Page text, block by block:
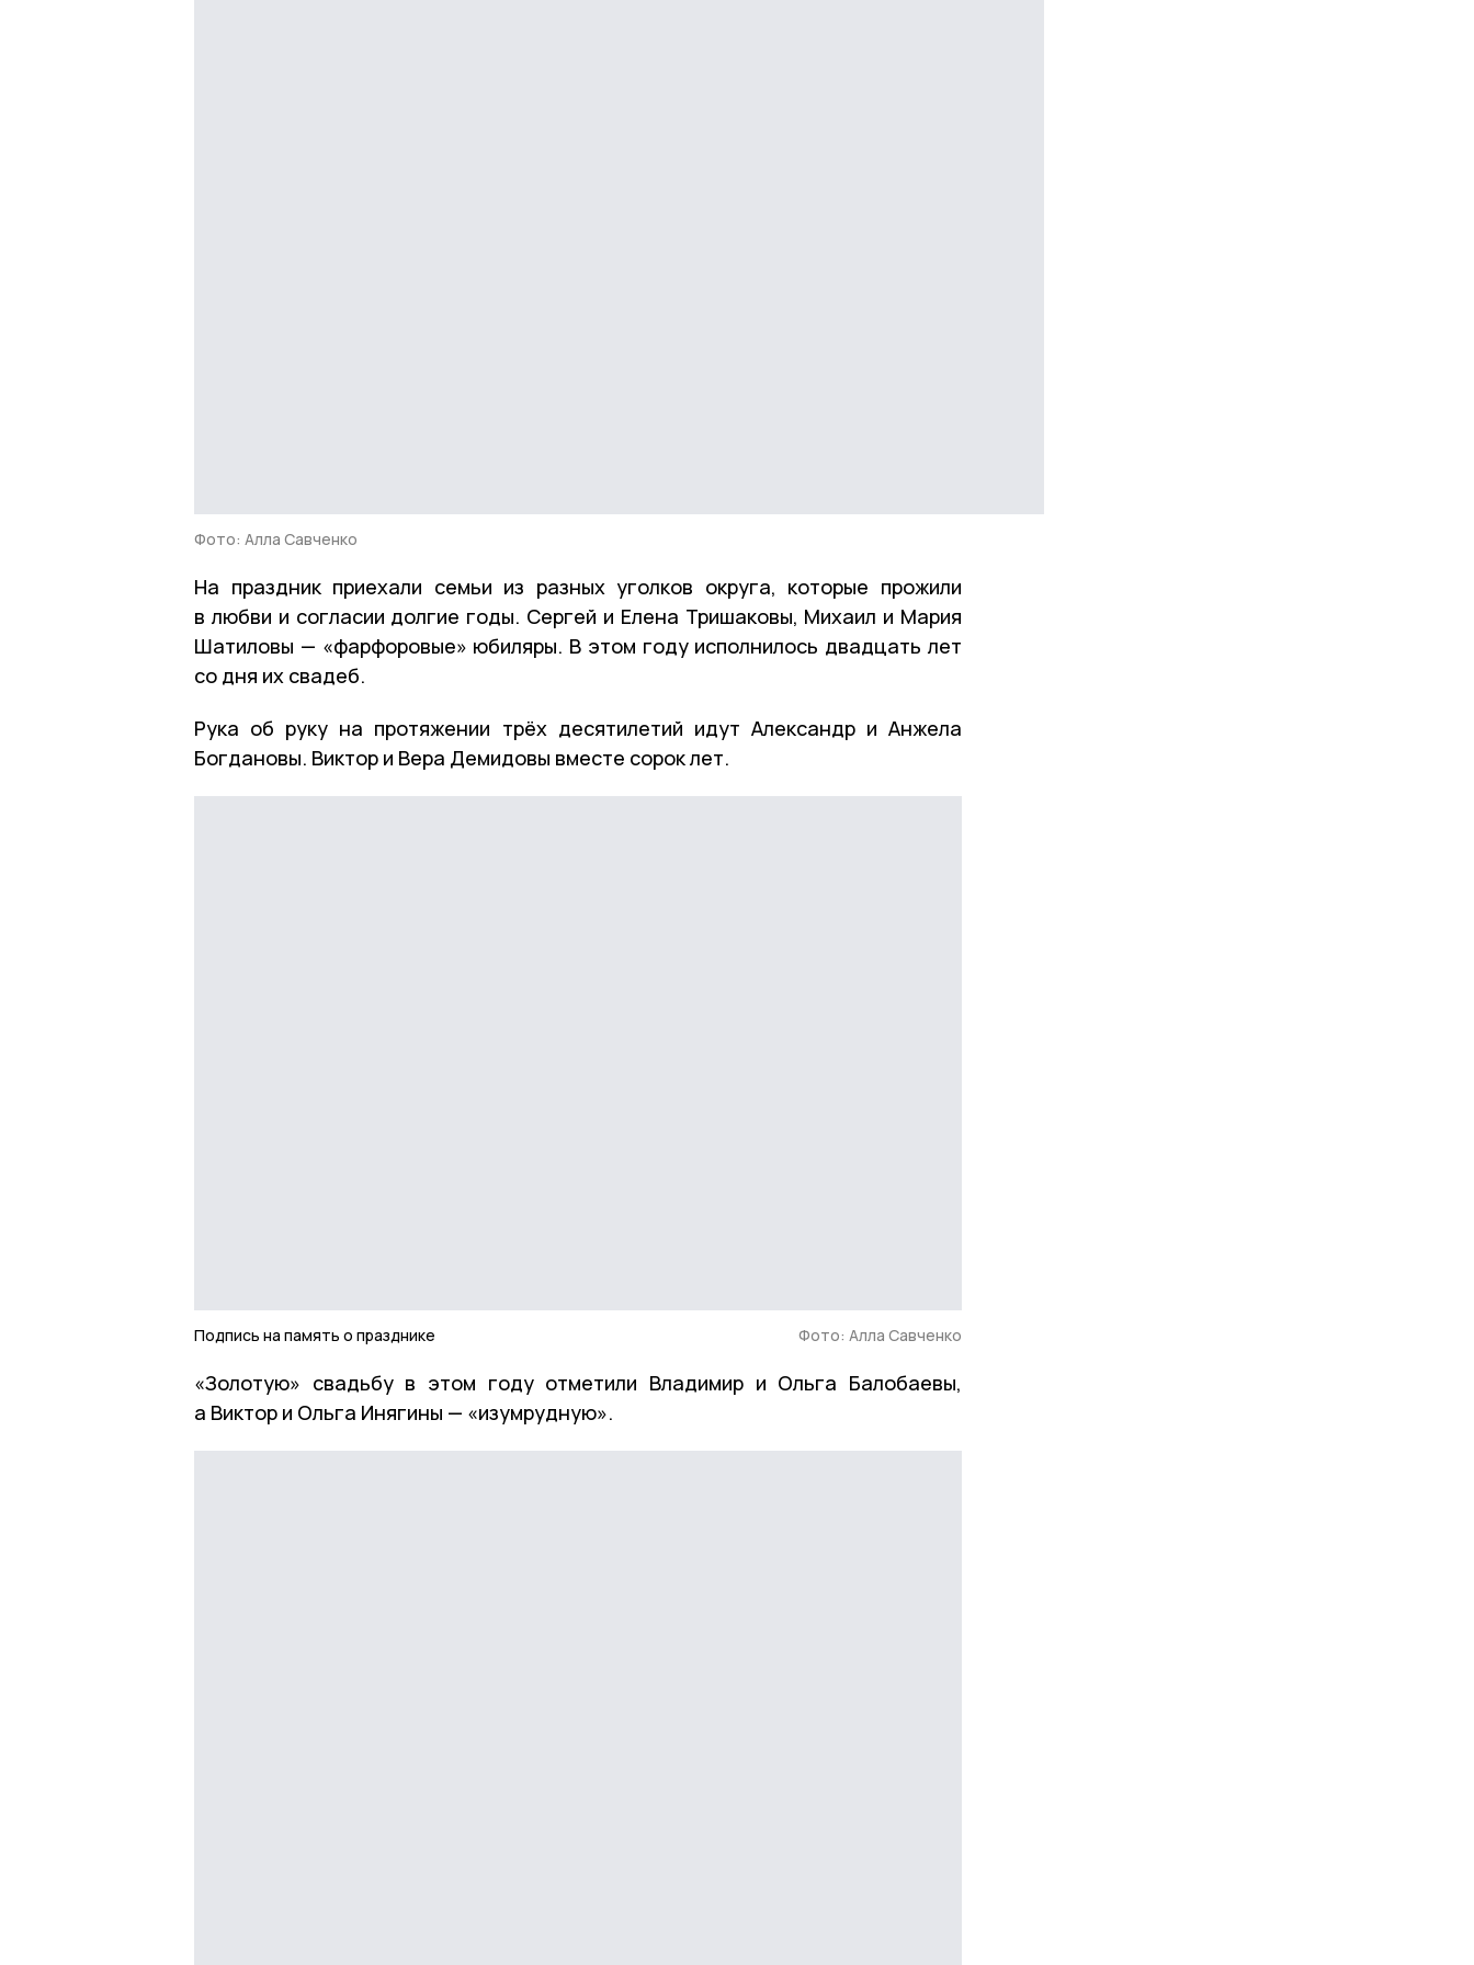
Фото: Алла Савченко
На праздник приехали семьи из разных уголков округа, которые прожили
в любви и согласии долгие годы. Сергей и Елена Тришаковы, Михаил и Мария
Шатиловы — «фарфоровые» юбиляры. В этом году исполнилось двадцать лет
со дня их свадеб.
Рука об руку на протяжении трёх десятилетий идут Александр и Анжела
Богдановы. Виктор и Вера Демидовы вместе сорок лет.
Подпись на память о празднике Фото: Алла Савченко
«Золотую» свадьбу в этом году отметили Владимир и Ольга Балобаевы,
а Виктор и Ольга Инягины — «изумрудную».